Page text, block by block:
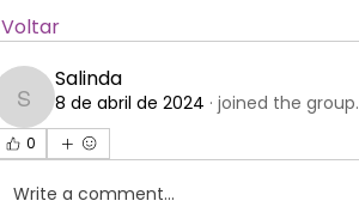
Voltar
Salinda
Salinda
8 de abril de 2024 · joined the group.
0
Write a comment...